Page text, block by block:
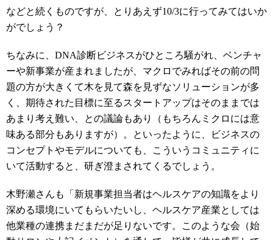
などと続くものですが、とりあえず10/3に行ってみてはいか
がでしょう？
ちなみに、DNA診断ビジネスがひところ騒がれ、ベンチャ
ーや新事業が産まれましたが、マクロでみればその前の問
題の方が大きくて木を見て森を見ずなソリューションが多
く、期待された目標に至るスタートアップはそのままでは
あまり考え難い、との議論もあり（もちろんミクロには意
味ある部分もありますが）。といったように、ビジネスの
コンセプトやモデルについても、こういうコミュニティに
いて活動すると、研ぎ澄まされてくるでしょう。
木野瀬さんも「新規事業担当者はヘルスケアの知識をより
深める環境にいてもらいたいし、ヘルスケア産業としては
他業種の連携まだまだが足りないです。このような会（始